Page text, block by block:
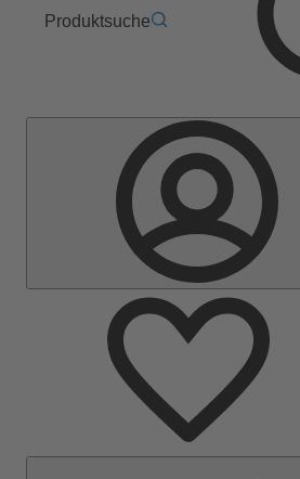
Produktsuche